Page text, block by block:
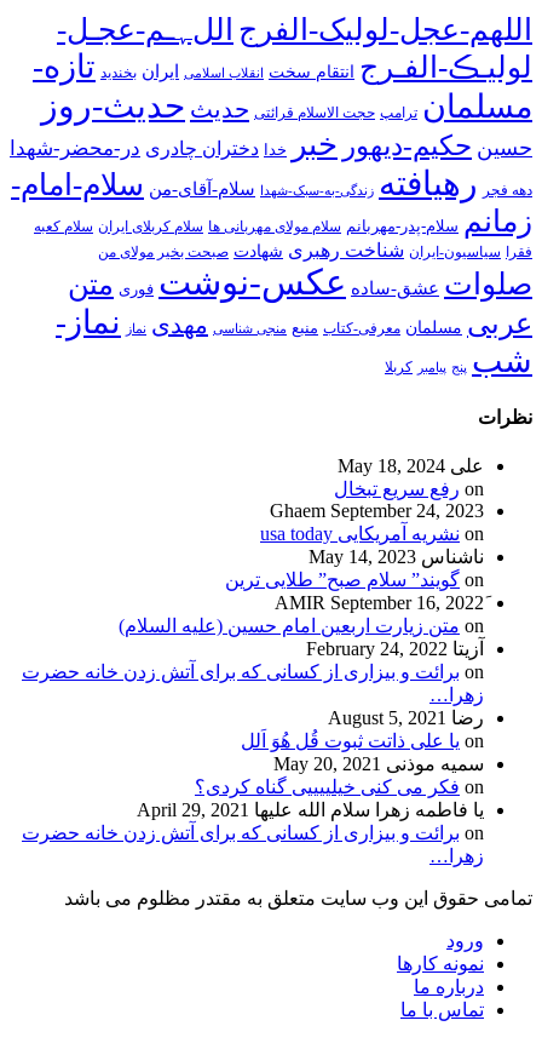
اللهم-عجل-لولیک-الفرج اللﮩـم-عجـل-
لولیـڪ-الفـرج انتقام سخت انقلاب اسلامی ایران بخندید تازه-
مسلمان ترامپ حجت الاسلام قرائتی حدیث حدیث-روز
حسین حکیم-دیهور خبر خدا دختران چادری در-محضر-شهدا
دهه فجر رهیافته زندگی-به-سبک-شهدا سلام-آقای-من سلام-امام-
زمانم سلام-پدر-مهربانم سلام مولای مهربانی ها سلام کربلای ایران سلام کعبه
فقرا سیاسیون-ایران شناخت رهبری شهادت صبحت بخیر مولای من
صلوات عشق-ساده عکس-نوشت فوری متن
عربی مسلمان معرفی-کتاب منبع منجی شناسی مهدی نماز
نماز-
شب پنج پیامبر کربلا
نظرات
علی May 18, 2024
on رفع سریع تبخال
Ghaem September 24, 2023
on نشریه آمریکایی usa today
ناشناس May 14, 2023
on گویند” سلام صبح” طلایی ترین
September 16, 2022
on متن زیارت اربعین امام حسین (علیه السلام)
آزیتا February 24, 2022
on برائت و بیزاری از کسانی که برای آتش زدن خانه حضرت
زهرا…
رضا August 5, 2021
on یا علی ذاتت ثبوت قُل هُوَ اَلل
سمیه موذنی May 20, 2021
on فکر می کنی خیلییییی گناه کردی؟
یا فاطمه زهرا سلام الله علیها April 29, 2021
on برائت و بیزاری از کسانی که برای آتش زدن خانه حضرت
زهرا…
تمامی حقوق این وب سایت متعلق به مقتدر مظلوم می باشد
ورود
نمونه کارها
درباره ما
تماس با ما